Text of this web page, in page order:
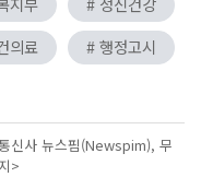
의료
# 행정고시
신사 뉴스핌(Newspim), 무
>